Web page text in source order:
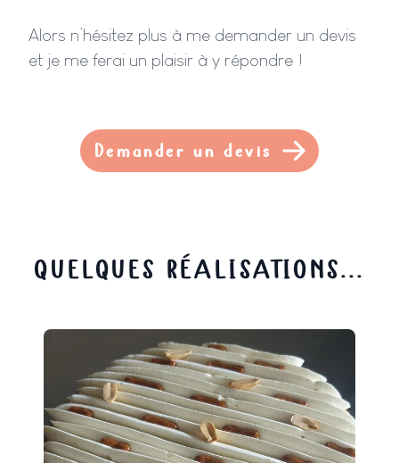
Alors n’hésitez plus à me demander un devis
et je me ferai un plaisir à y répondre !
Demander un devis
QUELQUES RÉALISATIONS...